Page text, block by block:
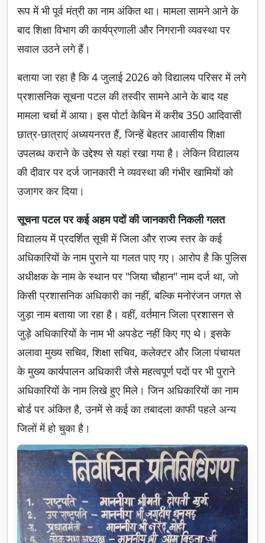
रूप में भी पूर्व मंत्री का नाम अंकित था। मामला सामने आने के
बाद शिक्षा विभाग की कार्यप्रणाली और निगरानी व्यवस्था पर
सवाल उठने लगे हैं।
बताया जा रहा है कि 4 जुलाई 2026 को विद्यालय परिसर में लगे
प्रशासनिक सूचना पटल की तस्वीर सामने आने के बाद यह
मामला चर्चा में आया। इस पोर्टा केबिन में करीब 350 आदिवासी
छात्र-छात्राएं अध्ययनरत हैं, जिन्हें बेहतर आवासीय शिक्षा
उपलब्ध कराने के उद्देश्य से यहां रखा गया है। लेकिन विद्यालय
की दीवार पर दर्ज जानकारी ने व्यवस्था की गंभीर खामियों को
उजागर कर दिया।
सूचना पटल पर कई अहम पदों की जानकारी निकली गलत
विद्यालय में प्रदर्शित सूची में जिला और राज्य स्तर के कई
अधिकारियों के नाम पुराने या गलत पाए गए। आरोप है कि पुलिस
अधीक्षक के नाम के स्थान पर "जिया चौहान" नाम दर्ज था, जो
किसी प्रशासनिक अधिकारी का नहीं, बल्कि मनोरंजन जगत से
जुड़ा नाम बताया जा रहा है। वहीं, वर्तमान जिला प्रशासन से
जुड़े अधिकारियों के नाम भी अपडेट नहीं किए गए थे। इसके
अलावा मुख्य सचिव, शिक्षा सचिव, कलेक्टर और जिला पंचायत
के मुख्य कार्यपालन अधिकारी जैसे महत्वपूर्ण पदों पर भी पुराने
अधिकारियों के नाम लिखे हुए मिले। जिन अधिकारियों का नाम
बोर्ड पर अंकित है, उनमें से कई का तबादला काफी पहले अन्य
जिलों में हो चुका है।